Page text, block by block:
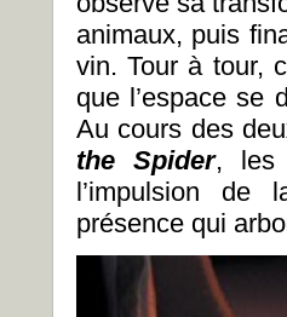
animaux, puis
vin. Tour à tour,
que l’espace se
Au cours des
the Spider, les
l’impulsion de
présence qui